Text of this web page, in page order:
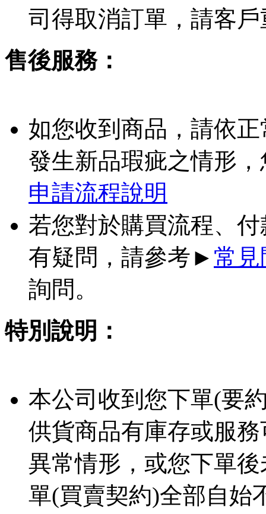
司得取消訂單，請客
售後服務：
如您收到商品，請依
發生新品瑕疵之情形
申請流程說明
若您對於購買流程、
有疑問，請參考► 常
詢問。
特別說明：
本公司收到您下單(要
供貨商品有庫存或服
異常情形，或您下單
單(買賣契約)全部自始